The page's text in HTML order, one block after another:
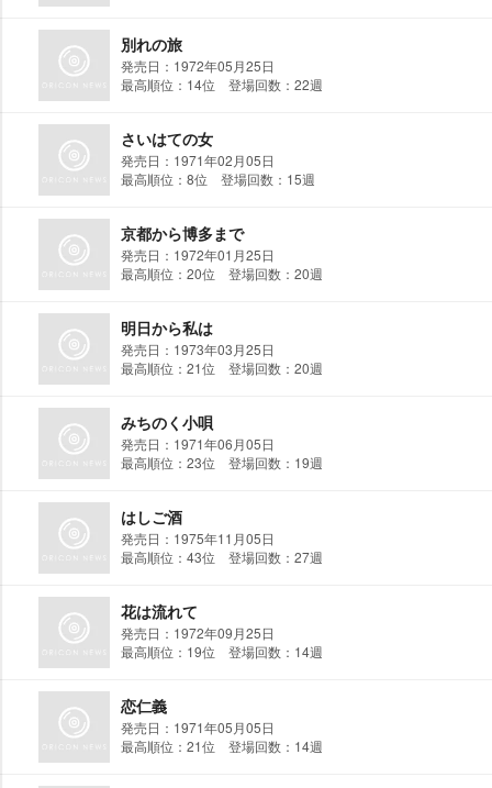
別れの旅
発売日：1972年05月25日
最高順位：14位 登場回数：22週
さいはての女
発売日：1971年02月05日
最高順位：8位 登場回数：15週
京都から博多まで
発売日：1972年01月25日
最高順位：20位 登場回数：20週
明日から私は
発売日：1973年03月25日
最高順位：21位 登場回数：20週
みちのく小唄
発売日：1971年06月05日
最高順位：23位 登場回数：19週
はしご酒
発売日：1975年11月05日
最高順位：43位 登場回数：27週
花は流れて
発売日：1972年09月25日
最高順位：19位 登場回数：14週
恋仁義
発売日：1971年05月05日
最高順位：21位 登場回数：14週